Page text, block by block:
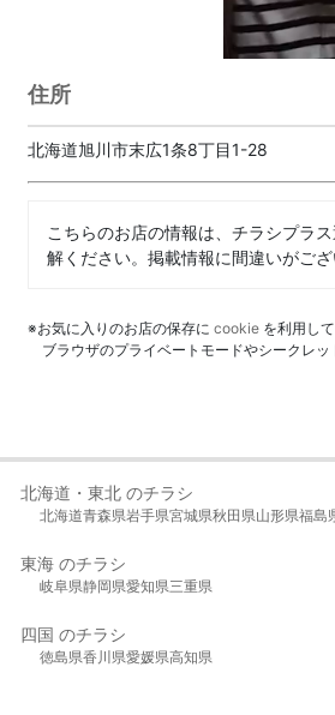
住所
北海道旭川市末広1条8丁目1-28
こちらのお店の情報は、チラシプラ
解ください。掲載情報に間違いがご
※お気に入りのお店の保存に cookie を利用して
ブラウザのプライベートモードやシークレ
北海道・東北 のチラシ
北海道青森県岩手県宮城県秋田県山形県福島
東海 のチラシ
岐阜県静岡県愛知県三重県
四国 のチラシ
徳島県香川県愛媛県高知県